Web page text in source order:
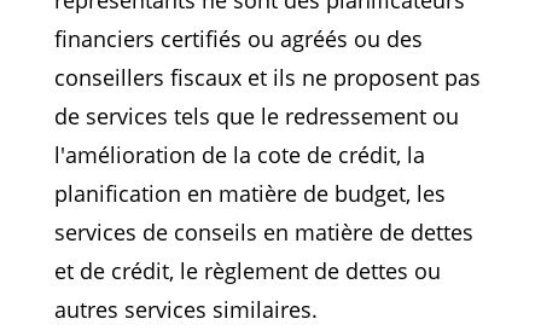
financiers certifiés ou agréés ou des
conseillers fiscaux et ils ne proposent pas
de services tels que le redressement ou
l'amélioration de la cote de crédit, la
planification en matière de budget, les
services de conseils en matière de dettes
et de crédit, le règlement de dettes ou
autres services similaires.